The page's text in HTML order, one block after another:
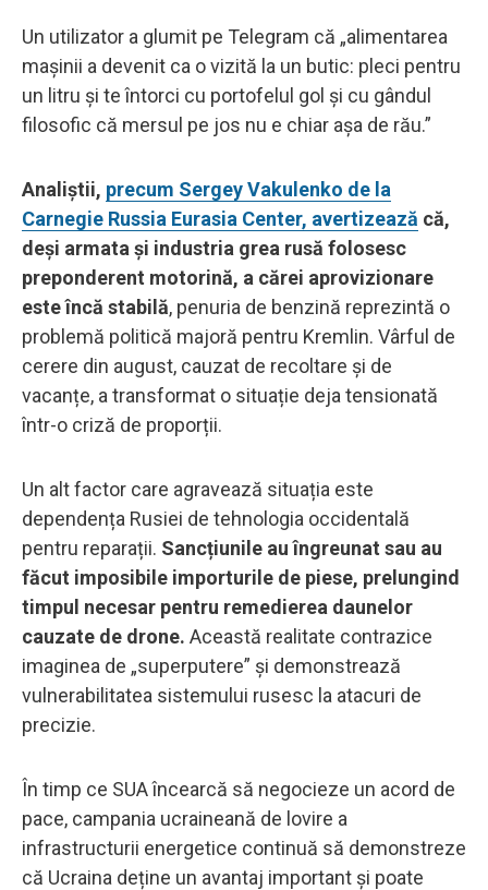
Un utilizator a glumit pe Telegram că „alimentarea
mașinii a devenit ca o vizită la un butic: pleci pentru
un litru și te întorci cu portofelul gol și cu gândul
filosofic că mersul pe jos nu e chiar așa de rău.”
Analiștii, precum Sergey Vakulenko de la
Carnegie Russia Eurasia Center, avertizează că,
deși armata și industria grea rusă folosesc
preponderent motorină, a cărei aprovizionare
este încă stabilă, penuria de benzină reprezintă o
problemă politică majoră pentru Kremlin. Vârful de
cerere din august, cauzat de recoltare și de
vacanțe, a transformat o situație deja tensionată
într-o criză de proporții.
Un alt factor care agravează situația este
dependența Rusiei de tehnologia occidentală
pentru reparații. Sancțiunile au îngreunat sau au
făcut imposibile importurile de piese, prelungind
timpul necesar pentru remedierea daunelor
cauzate de drone. Această realitate contrazice
imaginea de „superputere” și demonstrează
vulnerabilitatea sistemului rusesc la atacuri de
precizie.
În timp ce SUA încearcă să negocieze un acord de
pace, campania ucraineană de lovire a
infrastructurii energetice continuă să demonstreze
că Ucraina deține un avantaj important și poate